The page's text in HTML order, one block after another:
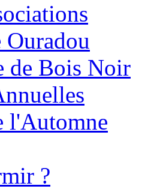
Ouradou
de Bois Noir
l'Automne
?